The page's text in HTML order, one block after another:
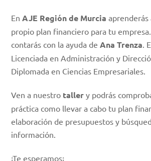
En AJE Región de Murcia
propio plan financiero para tu
contarás con la ayuda de Ana Trenza .
Licenciada en Administración y
Diplomada en Ciencias Empresariales.
Ven a nuestro taller y podrás
práctica como llevar a cabo tu plan
elaboración de presupuestos y
información.
¡Te esperamos¡